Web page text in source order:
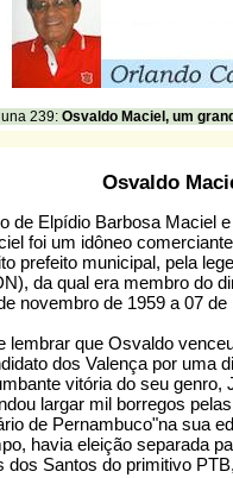
239: Osvaldo Maciel, um
Osvaldo
de Elpídio Barbosa Maciel
foi um idôneo
prefeito municipal, pela
da qual era membro do
novembro de 1959 a 07
lembrar que Osvaldo
dos Valença por uma
vitória do seu genro,
largar mil borregos
de Pernambuco"na sua
havia eleição separada
dos Santos do primitivo